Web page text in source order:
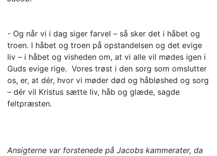
- Og når vi i dag siger farvel – så sker det i håbet og
troen. I håbet og troen på opstandelsen og det evige
liv – i håbet og visheden om, at vi alle vil mødes igen i
Guds evige rige. Vores trøst i den sorg som omslutter
os, er, at dér, hvor vi møder død og håbløshed og sorg
– dér vil Kristus sætte liv, håb og glæde, sagde
feltpræsten.
Ansigterne var forstenede på Jacobs kammerater, da